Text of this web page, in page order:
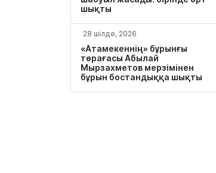
шықты
28 шілде, 2026
«Атамекеннің» бұрынғы
төрағасы Абылай
Мырзахметов мерзімінен
бұрын бостандыққа шықты